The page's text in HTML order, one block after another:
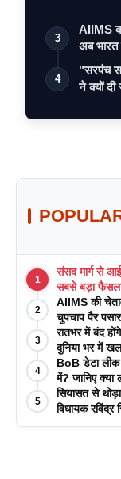
3
AIIMS
अब
4
"सरपंच
ने क्यों
1
संसद मार्ग से
सबसे बड़ा
2
AIIMS की
चुपचाप पैर
3
रातभर में बंद
दुनिया भर में
4
BoB डेटा
में? जानिए
5
सियासत से
विधायक रविंद्र